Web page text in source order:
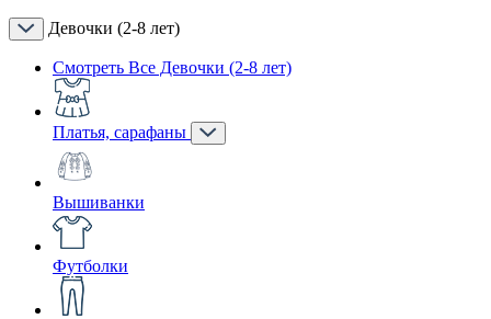
Девочки (2-8 лет)
Смотреть Все Девочки (2-8 лет)
Платья, сарафаны
Вышиванки
Футболки